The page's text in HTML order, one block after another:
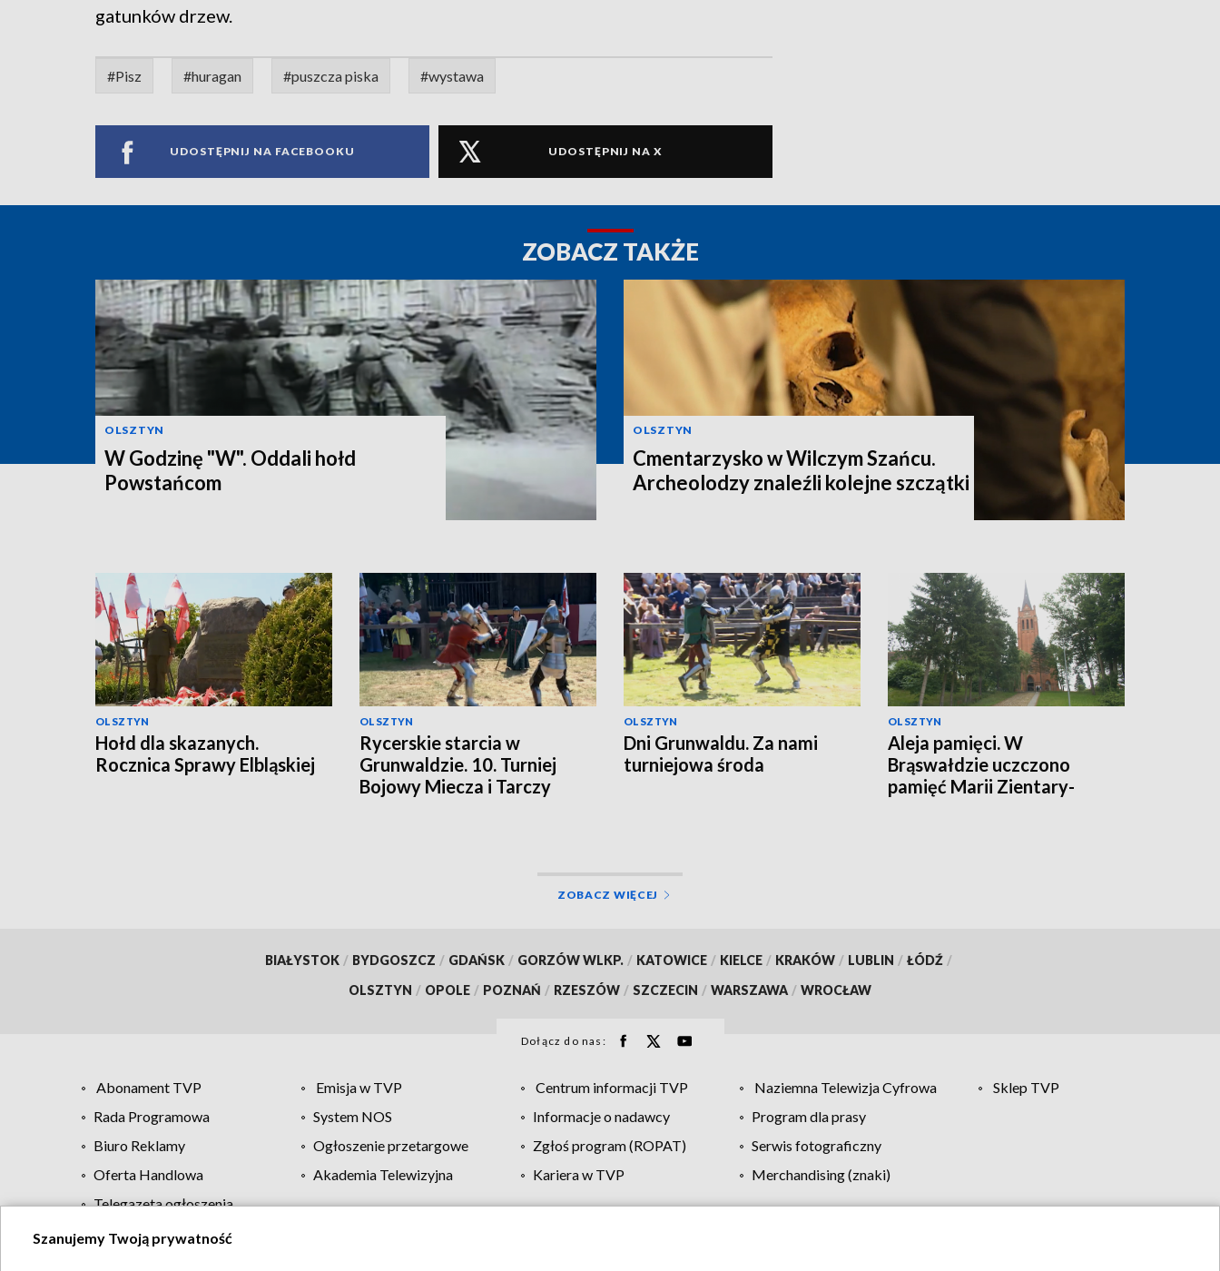
gatunków drzew.
#Pisz #huragan #puszcza piska #wystawa
UDOSTĘPNIJ NA FACEBOOKU UDOSTĘPNIJ NA X
ZOBACZ TAKŻE
OLSZTYN
W Godzinę "W". Oddali hołd
Powstańcom
OLSZTYN
Cmentarzysko w Wilczym Szańcu.
Archeolodzy znaleźli kolejne szczątki
OLSZTYN
Hołd dla skazanych.
Rocznica Sprawy Elbląskiej
OLSZTYN
Rycerskie starcia w
Grunwaldzie. 10. Turniej
Bojowy Miecza i Tarczy
OLSZTYN
Dni Grunwaldu. Za nami
turniejowa środa
OLSZTYN
Aleja pamięci. W
Brąswałdzie uczczono
pamięć Marii Zientary-
ZOBACZ WIĘCEJ
BIAŁYSTOK / BYDGOSZCZ / GDAŃSK / GORZÓW WLKP. / KATOWICE / KIELCE / KRAKÓW / LUBLIN / ŁÓDŹ /
OLSZTYN / OPOLE / POZNAŃ / RZESZÓW / SZCZECIN / WARSZAWA / WROCŁAW
Dołącz do nas:
Abonament TVP Emisja w TVP Centrum informacji TVP Naziemna Telewizja Cyfrowa
Sklep TVP
Rada Programowa
System NOS Informacje o nadawcy
Program dla prasy
Biuro Reklamy
Ogłoszenie przetargowe Zgłoś program (ROPAT)
Serwis fotograficzny
Oferta Handlowa
Akademia Telewizyjna Kariera w TVP
Merchandising (znaki)
Telegazeta ogłoszenia
Szanujemy Twoją prywatność